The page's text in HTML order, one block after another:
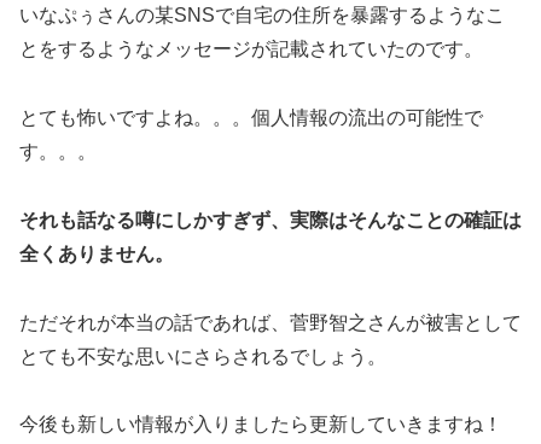
いなぷぅさんの某SNSで自宅の住所を暴露するようなこ
とをするようなメッセージが記載されていたのです。
とても怖いですよね。。。個人情報の流出の可能性で
す。。。
それも話なる噂にしかすぎず、実際はそんなことの確証は
全くありません。
ただそれが本当の話であれば、菅野智之さんが被害として
とても不安な思いにさらされるでしょう。
今後も新しい情報が入りましたら更新していきますね！